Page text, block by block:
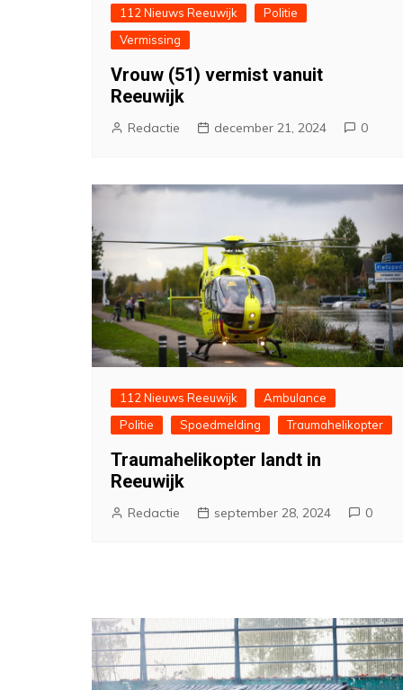
112 Nieuws Reeuwijk
Politie
Vermissing
Vrouw (51) vermist vanuit
Reeuwijk
Redactie december 21, 2024 0
112 Nieuws Reeuwijk
Ambulance
Politie
Spoedmelding Traumahelikopter
Traumahelikopter landt in
Reeuwijk
Redactie september 28, 2024 0